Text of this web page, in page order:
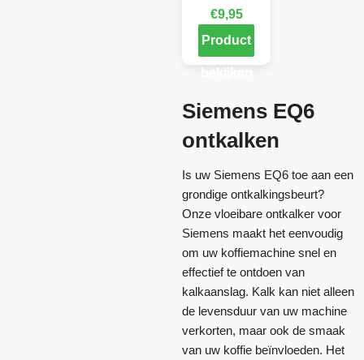
€9,95
Product
Siemens EQ6
ontkalken
Is uw Siemens EQ6 toe aan een
grondige ontkalkingsbeurt?
Onze vloeibare ontkalker voor
Siemens maakt het eenvoudig
om uw koffiemachine snel en
effectief te ontdoen van
kalkaanslag. Kalk kan niet alleen
de levensduur van uw machine
verkorten, maar ook de smaak
van uw koffie beïnvloeden. Het